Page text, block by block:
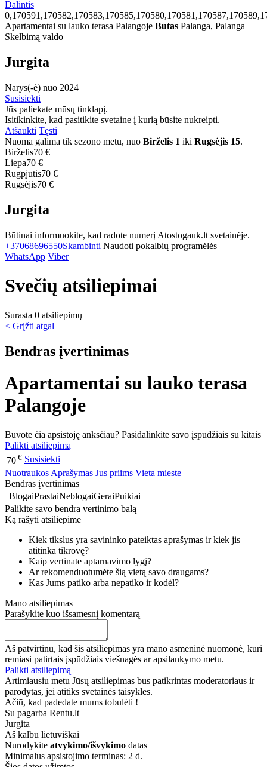
Dalintis
Apartamentai su lauko terasa Palangoje Butas Palanga, Palanga
Skelbimą valdo
Jurgita
Narys(-ė) nuo 2024
Susisiekti
Jūs paliekate mūsų tinklapį.
Isitikinkite, kad pasitikite svetaine į kurią būsite nukreipti.
Atšaukti Tęsti
Nuoma galima tik sezono metu, nuo Birželis 1 iki Rugsėjis 15.
Birželis70 €
Liepa70 €
Rugpjūtis70 €
Rugsėjis70 €
Jurgita
Būtinai informuokite, kad radote numerį Atostogauk.lt svetainėje.
+37068696550Skambinti Naudoti pokalbių programėlės
WhatsApp Viber
Svečių atsiliepimai
Surasta 0 atsiliepimų
< Grįžti atgal
Bendras įvertinimas
Apartamentai su lauko terasa
Palangoje
Buvote čia apsistoję anksčiau? Pasidalinkite savo įspūdžiais su kitais
Palikti atsiliepimą
70 € Susisiekti
Nuotraukos Aprašymas Jus priims Vieta mieste
Bendras įvertinimas
BlogaiPrastaiNeblogaiGeraiPuikiai
Palikite savo bendra vertinimo balą
Ką rašyti atsiliepime
Kiek tikslus yra savininko pateiktas aprašymas ir kiek jis
atitinka tikrovę?
Kaip vertinate aptarnavimo lygį?
Ar rekomenduotumėte šią vietą savo draugams?
Kas Jums patiko arba nepatiko ir kodėl?
Mano atsiliepimas
Parašykite kuo išsamesnį komentarą
Aš patvirtinu, kad šis atsiliepimas yra mano asmeninė nuomonė, kuri
remiasi patirtais įspūdžiais viešnagės ar apsilankymo metu.
Palikti atsiliepimą
Artimiausiu metu Jūsų atsiliepimas bus patikrintas moderatoriaus ir
parodytas, jei atitiks svetainės taisykles.
Ačiū, kad padedate mums tobulėti !
Su pagarba Rentu.lt
Jurgita
Aš kalbu lietuviškai
Nurodykite atvykimo/išvykimo datas
Minimalus apsistojimo terminas: 2 d.